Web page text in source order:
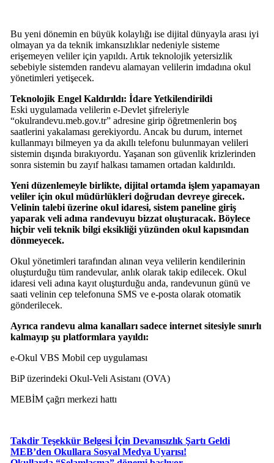
Bu yeni dönemin en büyük kolaylığı ise dijital dünyayla arası iyi
olmayan ya da teknik imkansızlıklar nedeniyle sisteme
erişemeyen veliler için yapıldı. Artık teknolojik yetersizlik
sebebiyle sistemden randevu alamayan velilerin imdadına okul
yönetimleri yetişecek.
Teknolojik Engel Kaldırıldı: İdare Yetkilendirildi
Eski uygulamada velilerin e-Devlet şifreleriyle
“okulrandevu.meb.gov.tr” adresine girip öğretmenlerin boş
saatlerini yakalaması gerekiyordu. Ancak bu durum, internet
kullanmayı bilmeyen ya da akıllı telefonu bulunmayan velileri
sistemin dışında bırakıyordu. Yaşanan son güvenlik krizlerinden
sonra sistemin bu zayıf halkası tamamen ortadan kaldırıldı.
Yeni düzenlemeyle birlikte, dijital ortamda işlem yapamayan
veliler için okul müdürlükleri doğrudan devreye girecek.
Velinin talebi üzerine okul idaresi, sistem paneline giriş
yaparak veli adına randevuyu bizzat oluşturacak. Böylece
hiçbir veli teknik bilgi eksikliği yüzünden okul kapısından
dönmeyecek.
Okul yönetimleri tarafından alınan veya velilerin kendilerinin
oluşturduğu tüm randevular, anlık olarak takip edilecek. Okul
idaresi veli adına kayıt oluşturduğu anda, randevunun günü ve
saati velinin cep telefonuna SMS ve e-posta olarak otomatik
gönderilecek.
Ayrıca randevu alma kanalları sadece internet sitesiyle sınırlı
kalmayıp şu platformlara yayıldı:
e-Okul VBS Mobil cep uygulaması
BiP üzerindeki Okul-Veli Asistanı (OVA)
MEBİM çağrı merkezi hattı
Takdir Teşekkür Belgesi İçin Devamsızlık Şartı Geldi
MEB’den Okullara Sosyal Medya Uyarısı!